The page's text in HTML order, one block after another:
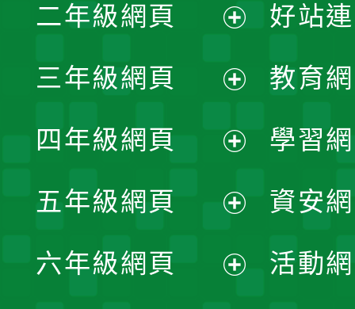
開
選
單
二年級網頁
開
選
單
三年級網頁
開
選
單
四年級網頁
開
選
五年級網頁
開
六年級網頁
好站
教育
學習
資安
活動